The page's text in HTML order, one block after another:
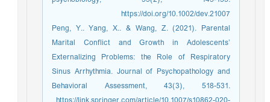
https://doi.org/10.1002/dev.21007
Peng, Y.. Yang, X.. & Wang, Z. (2021). Parental
Marital Conflict and Growth in Adolescents’
Externalizing Problems: the Role of Respiratory
Sinus Arrhythmia. Journal of Psychopathology and
Behavioral Assessment, 43(3), 518-531.